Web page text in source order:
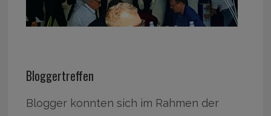
Bloggertreffen
Blogger konnten sich im Rahmen der